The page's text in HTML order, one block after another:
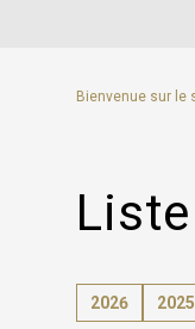
Bienvenue sur le
2026 2025